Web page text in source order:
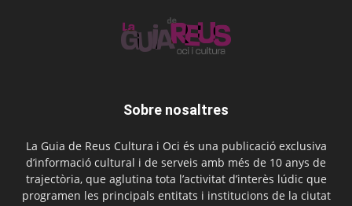
Sobre nosaltres
La Guia de Reus Cultura i Oci és una publicació exclusiva
d’informació cultural i de serveis amb més de 10 anys de
trajectòria, que aglutina tota l’activitat d’interès lúdic que
programen les principals entitats i institucions de la ciutat